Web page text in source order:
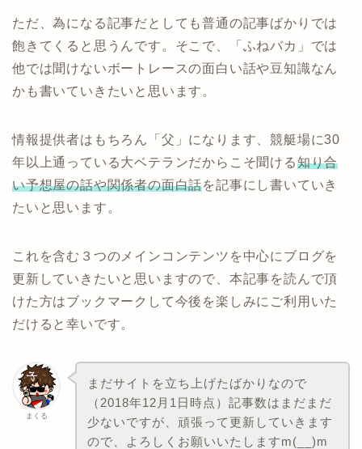
ただ、為になる記事だとしても普通の記事ばかりでは
飽きてくると思うんです。そこで、「ふねバカ」では
他では聞けないボートレースの面白い話や豆知識なん
かも書いていきたいと思います。
情報提供者はもちろん「父」になります、競艇場に30
年以上通っている大ベテランだからこそ聞ける知り合
い予想屋の話や関係者の面白話を記事にし書いていき
たいと思います。
これを含む３つのメインコンテンツを中心にブログを
更新していきたいと思いますので、本記事を読んで頂
けた方はブックマークして今後を楽しみにご利用いた
だけると幸いです。
まくる
まだサイトを立ち上げたばかりなので
（2018年12月1日時点）記事数はまだまだ
少ないですが、頑張って更新していきます
ので、よろしくお願いいたしますm(__)m